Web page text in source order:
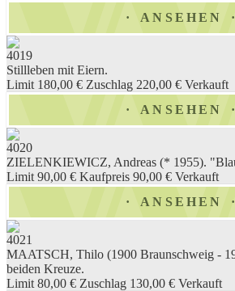
ANSEHEN
4019
Stillleben mit Eiern.
Limit 180,00 € Zuschlag 220,00 € Verkauft
ANSEHEN
4020
ZIELENKIEWICZ, Andreas (* 1955).
Limit 90,00 € Kaufpreis 90,00 € Verkauft
ANSEHEN
4021
MAATSCH, Thilo (1900 Braunschweig -
beiden Kreuze.
Limit 80,00 € Zuschlag 130,00 € Verkauft